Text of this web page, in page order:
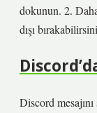
dokunun. 2.
dışı
Discord